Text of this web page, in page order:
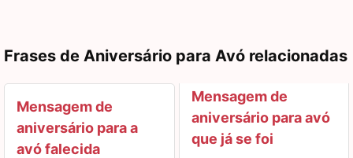
Frases de Aniversário para Avó relacionadas
Mensagem de
aniversário para a
avó falecida
Mensagem de
aniversário para avó
que já se foi